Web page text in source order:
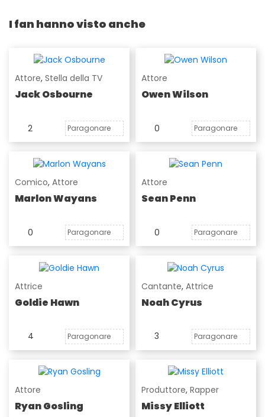
I fan hanno visto anche
Attore, Stella della TV
Jack Osbourne
2 Paragonare
Attore
Owen Wilson
0 Paragonare
Comico, Attore
Marlon Wayans
0 Paragonare
Attore
Sean Penn
0 Paragonare
Attrice
Goldie Hawn
4 Paragonare
Cantante, Attrice
Noah Cyrus
3 Paragonare
Attore
Ryan Gosling
Produttore, Rapper
Missy Elliott